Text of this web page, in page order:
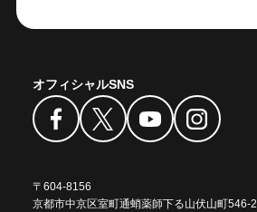
オフィシャルSNS
〒604-8156
京都市中京区室町通蛸薬師下る山伏山町546-2